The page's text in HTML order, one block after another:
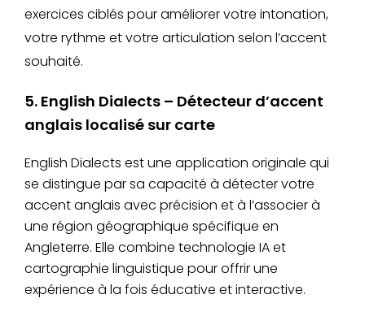
exercices ciblés pour améliorer votre intonation,
votre rythme et votre articulation selon l’accent
souhaité.
5. English Dialects – Détecteur d’accent
anglais localisé sur carte
English Dialects est une application originale qui
se distingue par sa capacité à détecter votre
accent anglais avec précision et à l’associer à
une région géographique spécifique en
Angleterre. Elle combine technologie IA et
cartographie linguistique pour offrir une
expérience à la fois éducative et interactive.